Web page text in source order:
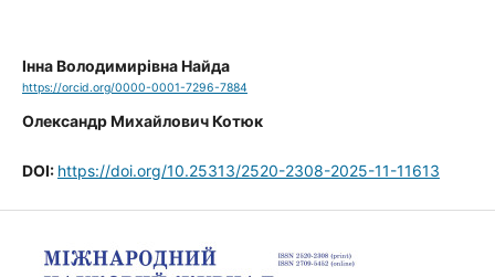
Інна Володимирівна Найда
https://orcid.org/0000-0001-7296-7884
Олександр Михайлович Котюк
DOI: https://doi.org/10.25313/2520-2308-2025-11-11613